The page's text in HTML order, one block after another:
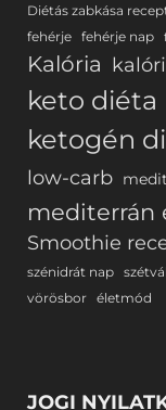
Diétás zabkása
fehérje fehérje nap
Kalória
keto diéta
ketogén
low-carb
mediterrán
Smoothie
szénidrát nap
vörösbor életmód
JOGI